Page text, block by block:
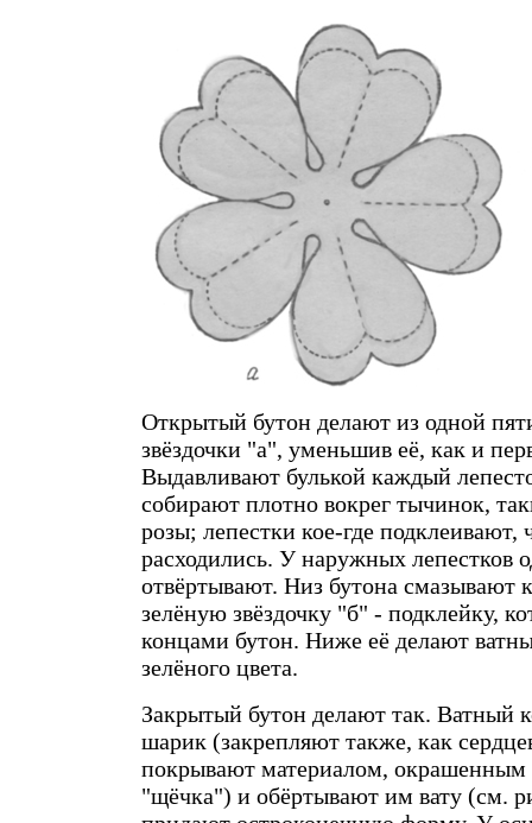
Открытый бутон делают из одной
звёздочки "а", уменьшив её, как и
Выдавливают булькой каждый
собирают плотно вокрег тычинок,
розы; лепестки кое-где подклеивают,
расходились. У наружных лепестков
отвёртывают. Низ бутона смазывают
зелёную звёздочку "б" - подклейку,
концами бутон. Ниже её делают
зелёного цвета.
Закрытый бутон делают так. Ватный
шарик (закрепляют также, как
покрывают материалом, окрашенным
"щёчка") и обёртывают им вату (см.